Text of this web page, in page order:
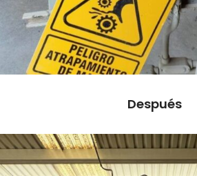
Después